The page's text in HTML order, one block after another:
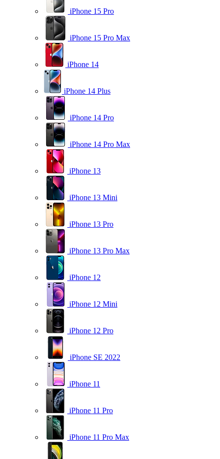
iPhone 15 Pro
iPhone 15 Pro Max
iPhone 14
iPhone 14 Plus
iPhone 14 Pro
iPhone 14 Pro Max
iPhone 13
iPhone 13 Mini
iPhone 13 Pro
iPhone 13 Pro Max
iPhone 12
iPhone 12 Mini
iPhone 12 Pro
iPhone SE 2022
iPhone 11
iPhone 11 Pro
iPhone 11 Pro Max